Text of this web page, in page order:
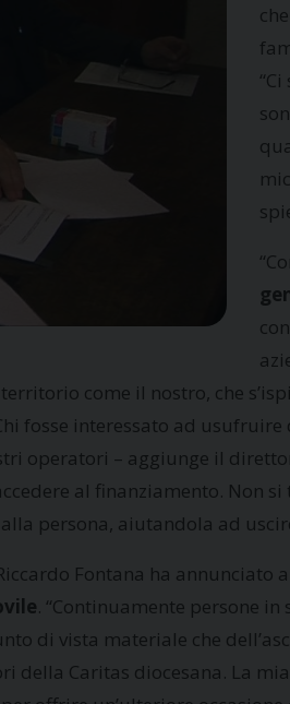
come il nostro, che
fosse interessato ad
operatori – aggiunge il
al finanziamento. Non
persona, aiutandola ad
Fontana ha annunciato
. “Continuamente persone
di vista materiale che
Caritas diocesana. La